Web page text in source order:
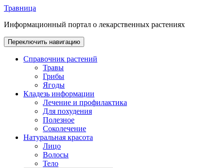
Травница
Информационный портал о лекарственных растениях
Переключить навигацию
Справочник растений
Травы
Грибы
Ягоды
Кладезь информации
Лечение и профилактика
Для похудения
Полезное
Соколечение
Натуральная красота
Лицо
Волосы
Тело